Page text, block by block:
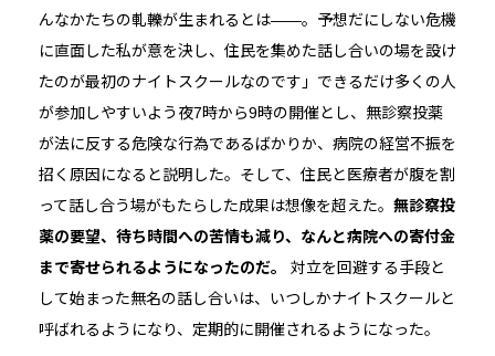
んなかたちの軋轢が生まれるとは――。予想だにしない危機
に直面した私が意を決し、住民を集めた話し合いの場を設け
たのが最初のナイトスクールなのです」できるだけ多くの人
が参加しやすいよう夜7時から9時の開催とし、無診察投薬
が法に反する危険な行為であるばかりか、病院の経営不振を
招く原因になると説明した。そして、住民と医療者が腹を割
って話し合う場がもたらした成果は想像を超えた。 無診察投
薬の要望、待ち時間への苦情も減り、なんと病院への寄付金
まで寄せられるようになったのだ。
対立を回避する手段と
して始まった無名の話し合いは、いつしかナイトスクールと
呼ばれるようになり、定期的に開催されるようになった。